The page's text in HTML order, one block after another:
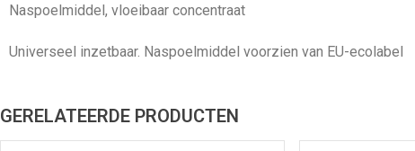
Naspoelmiddel, vloeibaar concentraat
Universeel inzetbaar. Naspoelmiddel voorzien van EU-ecolabel
GERELATEERDE PRODUCTEN